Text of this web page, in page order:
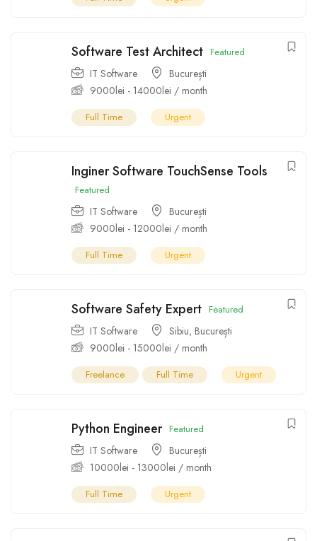
Software Test Architect Featured
IT Software
București
9000lei - 14000lei / month
Full Time Urgent
Inginer Software TouchSense Tools
Featured
IT Software
București
9000lei - 12000lei / month
Full Time Urgent
Software Safety Expert Featured
IT Software Sibiu, București
9000lei - 15000lei / month
Freelance Full Time Urgent
Python Engineer Featured
IT Software
București
10000lei - 13000lei / month
Full Time Urgent